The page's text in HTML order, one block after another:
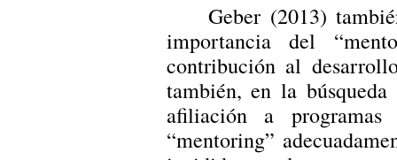
Geber (2013)
importancia del
contribución al
también, en la
afiliación a programas
“mentoring”